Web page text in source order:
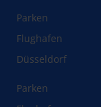
Parken
Flughafen
Düsseldorf
Parken